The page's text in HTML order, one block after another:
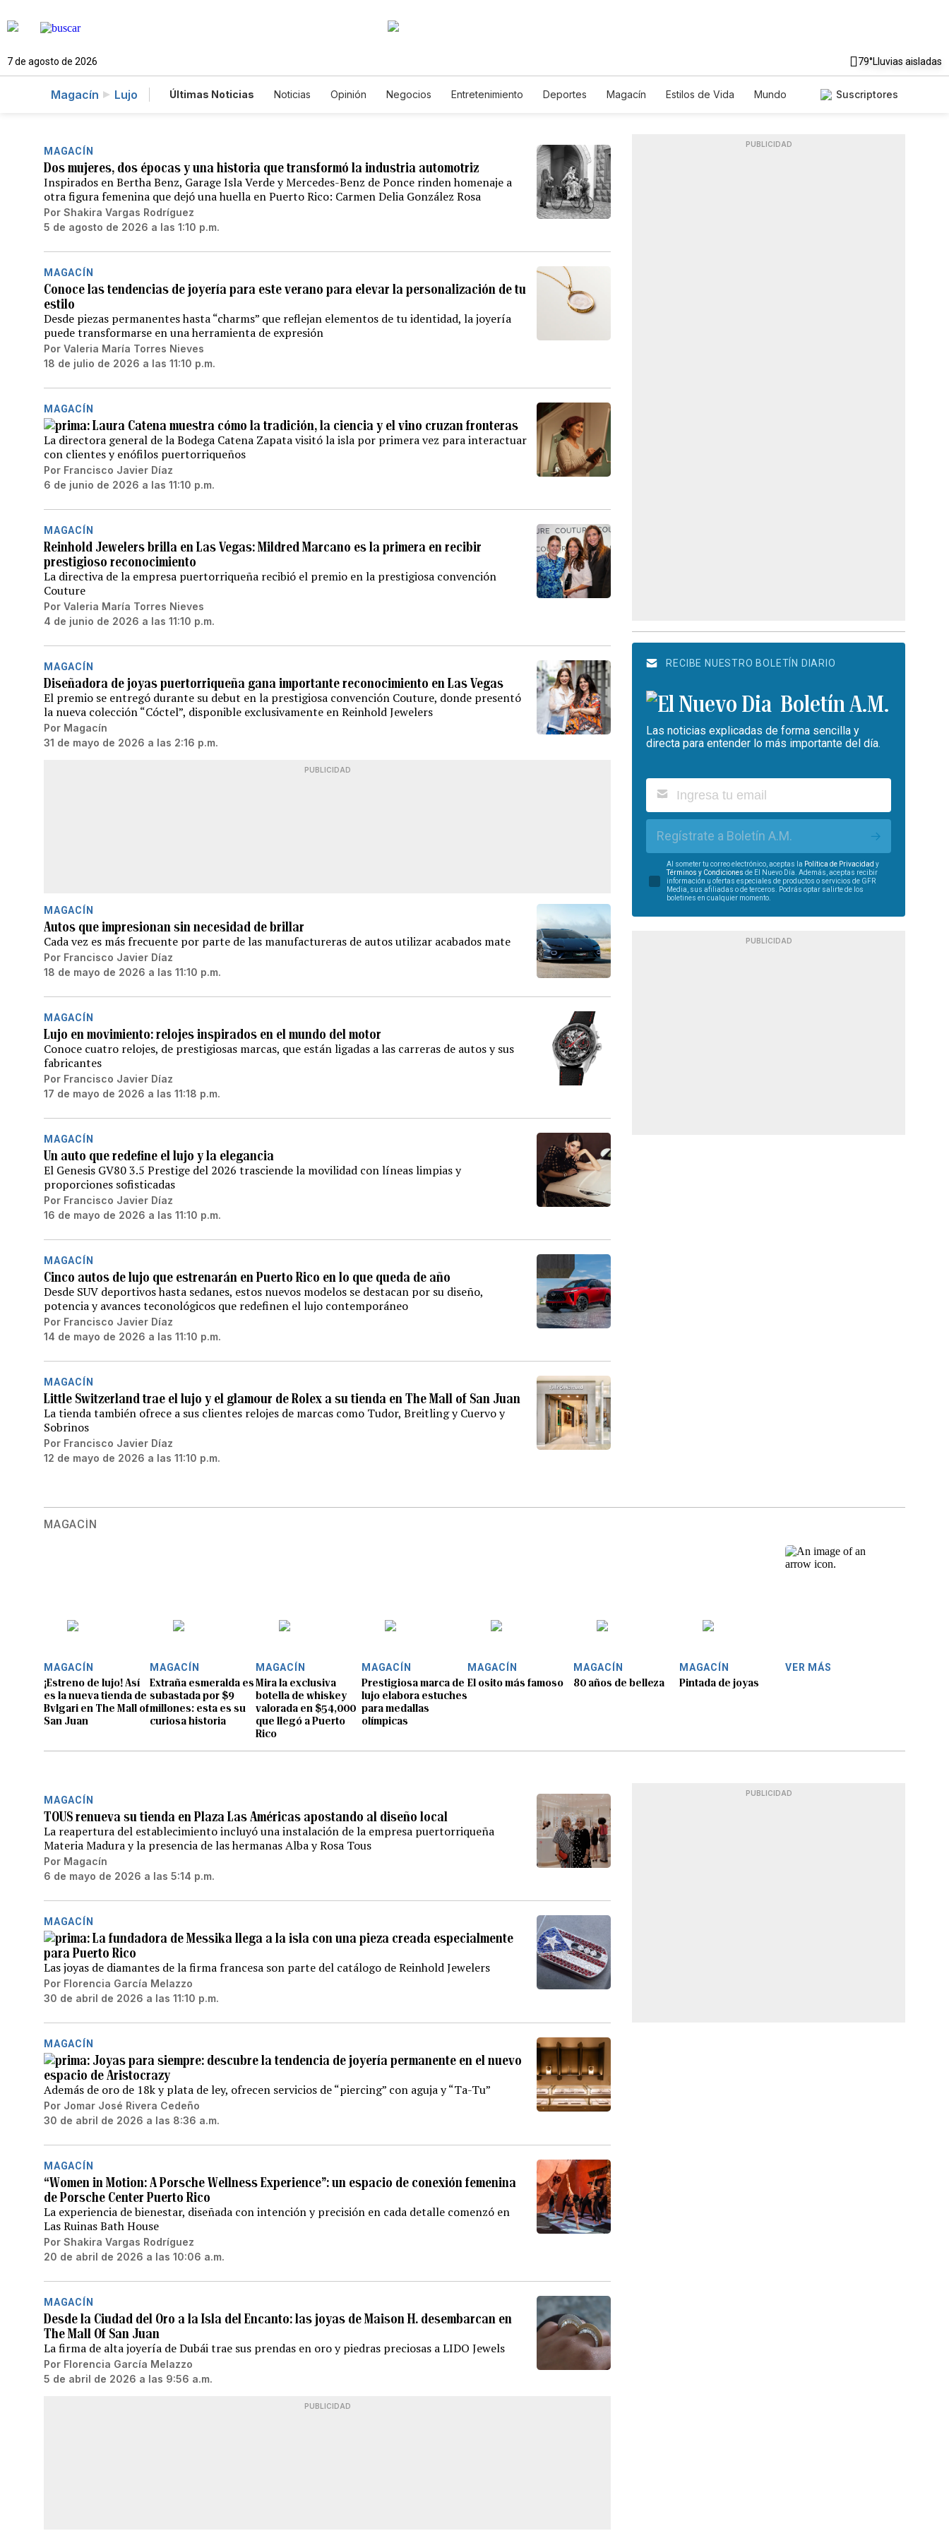
7 de agosto de 2026 79°Lluvias aisladas
Magacín Lujo Últimas Noticias Noticias Opinión Negocios Entretenimiento Deportes Magacín Estilos de Vida
Mundo
Suscriptores
MAGACÍN
Dos mujeres, dos épocas y una historia que transformó la industria automotriz
Inspirados en Bertha Benz, Garage Isla Verde y Mercedes-Benz de Ponce rinden homenaje a
otra figura femenina que dejó una huella en Puerto Rico: Carmen Delia González Rosa
Por Shakira Vargas Rodríguez
5 de agosto de 2026 a las 1:10 p.m.
MAGACÍN
Conoce las tendencias de joyería para este verano para elevar la personalización de tu
estilo
Desde piezas permanentes hasta “charms” que reflejan elementos de tu identidad, la joyería
puede transformarse en una herramienta de expresión
Por Valeria María Torres Nieves
18 de julio de 2026 a las 11:10 p.m.
MAGACÍN
Laura Catena muestra cómo la tradición, la ciencia y el vino cruzan fronteras
La directora general de la Bodega Catena Zapata visitó la isla por primera vez para interactuar
con clientes y enófilos puertorriqueños
Por Francisco Javier Díaz
6 de junio de 2026 a las 11:10 p.m.
MAGACÍN
Reinhold Jewelers brilla en Las Vegas: Mildred Marcano es la primera en recibir
prestigioso reconocimiento
La directiva de la empresa puertorriqueña recibió el premio en la prestigiosa convención
Couture
Por Valeria María Torres Nieves
4 de junio de 2026 a las 11:10 p.m.
MAGACÍN
Diseñadora de joyas puertorriqueña gana importante reconocimiento en Las Vegas
El premio se entregó durante su debut en la prestigiosa convención Couture, donde presentó
la nueva colección “Cóctel”, disponible exclusivamente en Reinhold Jewelers
Por Magacín
31 de mayo de 2026 a las 2:16 p.m.
PUBLICIDAD
MAGACÍN
Autos que impresionan sin necesidad de brillar
Cada vez es más frecuente por parte de las manufactureras de autos utilizar acabados mate
Por Francisco Javier Díaz
18 de mayo de 2026 a las 11:10 p.m.
MAGACÍN
Lujo en movimiento: relojes inspirados en el mundo del motor
Conoce cuatro relojes, de prestigiosas marcas, que están ligadas a las carreras de autos y sus
fabricantes
Por Francisco Javier Díaz
17 de mayo de 2026 a las 11:18 p.m.
MAGACÍN
Un auto que redefine el lujo y la elegancia
El Genesis GV80 3.5 Prestige del 2026 trasciende la movilidad con líneas limpias y
proporciones sofisticadas
Por Francisco Javier Díaz
16 de mayo de 2026 a las 11:10 p.m.
MAGACÍN
Cinco autos de lujo que estrenarán en Puerto Rico en lo que queda de año
Desde SUV deportivos hasta sedanes, estos nuevos modelos se destacan por su diseño,
potencia y avances teconológicos que redefinen el lujo contemporáneo
Por Francisco Javier Díaz
14 de mayo de 2026 a las 11:10 p.m.
MAGACÍN
Little Switzerland trae el lujo y el glamour de Rolex a su tienda en The Mall of San Juan
La tienda también ofrece a sus clientes relojes de marcas como Tudor, Breitling y Cuervo y
Sobrinos
Por Francisco Javier Díaz
12 de mayo de 2026 a las 11:10 p.m.
PUBLICIDAD
RECIBE NUESTRO BOLETÍN DIARIO
Boletín A.M.
Las noticias explicadas de forma sencilla y
directa para entender lo más importante del día.
Regístrate a Boletín A.M.
Al someter tu correo electrónico, aceptas la Política de Privacidad y
Términos y Condiciones de El Nuevo Día. Además, aceptas recibir
información u ofertas especiales de productos o servicios de GFR
Media, sus afiliadas o de terceros. Podrás optar salirte de los
boletines en cualquier momento.
PUBLICIDAD
MAGACÍN
MAGACÍN
¡Estreno de lujo! Así
es la nueva tienda de
Bvlgari en The Mall of
San Juan
MAGACÍN
Extraña esmeralda es
subastada por $9
millones: esta es su
curiosa historia
MAGACÍN
Mira la exclusiva
botella de whiskey
valorada en $54,000
que llegó a Puerto
Rico
MAGACÍN
Prestigiosa marca de
lujo elabora estuches
para medallas
olímpicas
MAGACÍN
El osito más famoso
MAGACÍN
80 años de belleza
MAGACÍN
Pintada de joyas
VER MÁS
MAGACÍN
TOUS renueva su tienda en Plaza Las Américas apostando al diseño local
La reapertura del establecimiento incluyó una instalación de la empresa puertorriqueña
Materia Madura y la presencia de las hermanas Alba y Rosa Tous
Por Magacín
6 de mayo de 2026 a las 5:14 p.m.
MAGACÍN
La fundadora de Messika llega a la isla con una pieza creada especialmente
para Puerto Rico
Las joyas de diamantes de la firma francesa son parte del catálogo de Reinhold Jewelers
Por Florencia García Melazzo
30 de abril de 2026 a las 11:10 p.m.
MAGACÍN
Joyas para siempre: descubre la tendencia de joyería permanente en el nuevo
espacio de Aristocrazy
Además de oro de 18k y plata de ley, ofrecen servicios de “piercing” con aguja y “Ta-Tu”
Por Jomar José Rivera Cedeño
30 de abril de 2026 a las 8:36 a.m.
MAGACÍN
“Women in Motion: A Porsche Wellness Experience”: un espacio de conexión femenina
de Porsche Center Puerto Rico
La experiencia de bienestar, diseñada con intención y precisión en cada detalle comenzó en
Las Ruinas Bath House
Por Shakira Vargas Rodríguez
20 de abril de 2026 a las 10:06 a.m.
MAGACÍN
Desde la Ciudad del Oro a la Isla del Encanto: las joyas de Maison H. desembarcan en
The Mall Of San Juan
La firma de alta joyería de Dubái trae sus prendas en oro y piedras preciosas a LIDO Jewels
Por Florencia García Melazzo
5 de abril de 2026 a las 9:56 a.m.
PUBLICIDAD
PUBLICIDAD